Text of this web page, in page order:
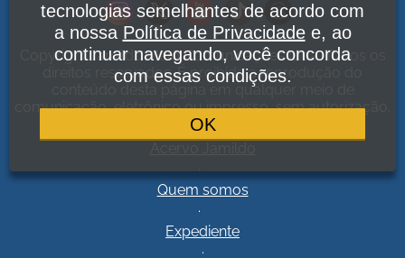
Copyright Jamildo Melo Comunicações Ltda. Todos os
direitos reservados. É proibida a reprodução do
conteúdo desta página em qualquer meio de
comunicação, eletrônico ou impresso, sem autorização.
Política de Privacidade
Quem somos
.
Expediente
.
tecnologias semelhantes de acordo com
a nossa Política de Privacidadee, ao
continuar navegando, você concorda
com essas condições.
OK